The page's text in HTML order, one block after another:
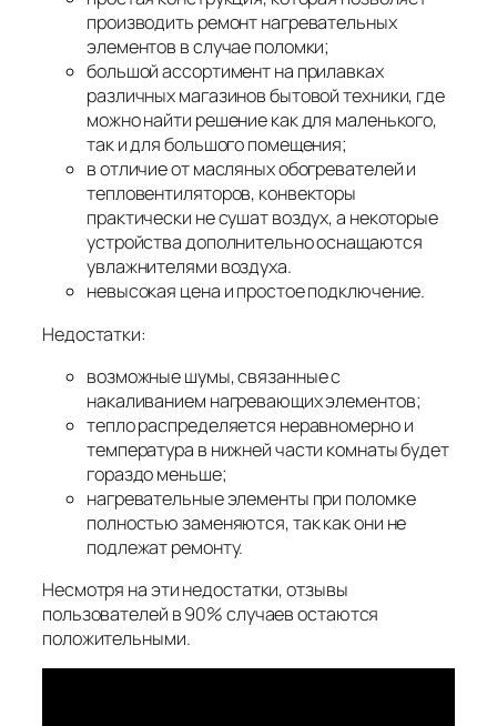
производить ремонт нагревательных
элементов в случае поломки;
большой ассортимент на прилавках
различных магазинов бытовой техники, где
можно найти решение как для маленького,
так и для большого помещения;
в отличие от масляных обогревателей и
тепловентиляторов, конвекторы
практически не сушат воздух, а некоторые
устройства дополнительно оснащаются
увлажнителями воздуха.
невысокая цена и простое подключение.
Недостатки:
возможные шумы, связанные с
накаливанием нагревающих элементов;
тепло распределяется неравномерно и
температура в нижней части комнаты будет
гораздо меньше;
нагревательные элементы при поломке
полностью заменяются, так как они не
подлежат ремонту.
Несмотря на эти недостатки, отзывы
пользователей в 90% случаев остаются
положительными.